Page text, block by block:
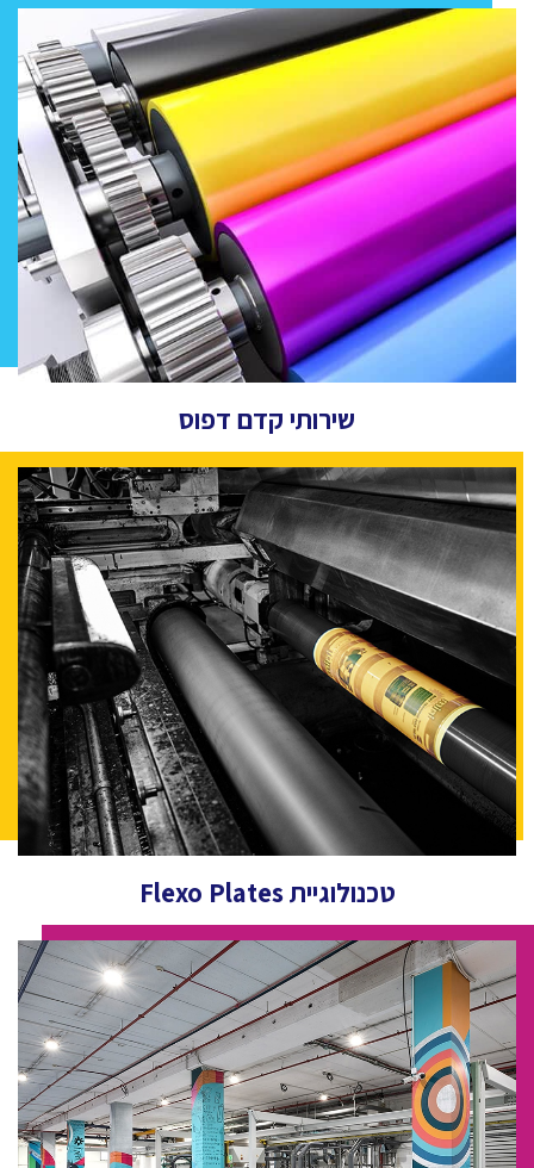
שירותי קדם דפוס
טכנולוגיית Flexo Plates